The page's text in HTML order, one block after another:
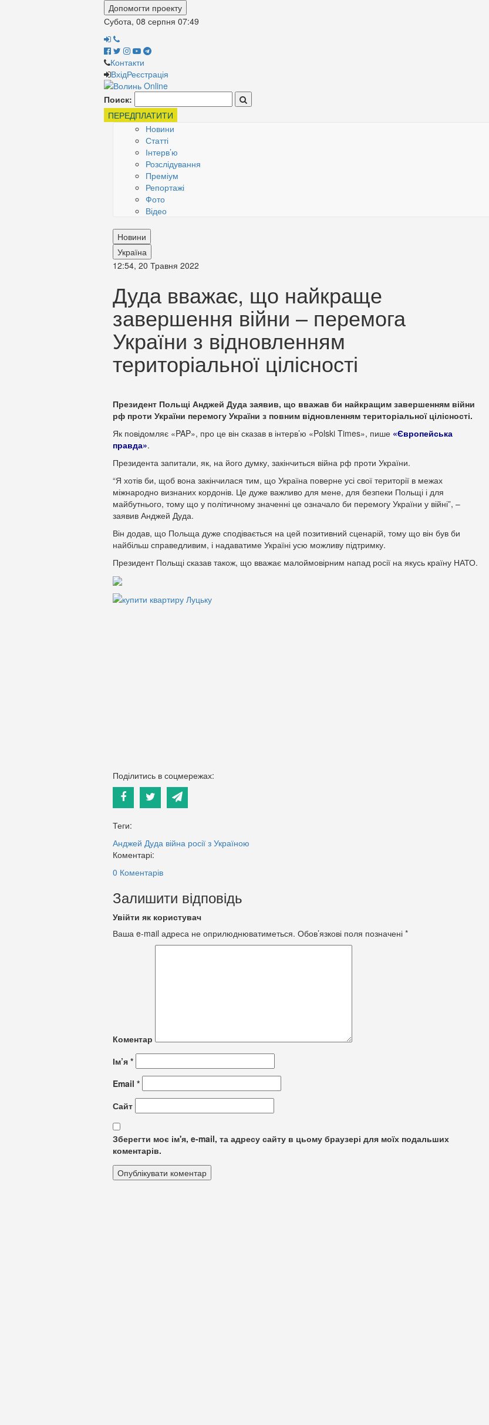
Допомогти проекту
Субота, 08 серпня 07:49
Контакти
ВхідРеєстрація
Поиск:
ПЕРЕДПЛАТИТИ
Новини
Статті
Інтерв’ю
Розслідування
Преміум
Репортажі
Фото
Відео
Новини
Україна
12:54, 20 Травня 2022
Дуда вважає, що найкраще
завершення війни – перемога
України з відновленням
територіальної цілісності
Президент Польщі Анджей Дуда заявив, що вважав би найкращим завершенням війни
рф проти України перемогу України з повним відновленням територіальної цілісності.
Як повідомляє «PAP», про це він сказав в інтерв’ю «Polski Times», пише «Європейська
правда».
Президента запитали, як, на його думку, закінчиться війна рф проти України.
“Я хотів би, щоб вона закінчилася тим, що Україна поверне усі свої території в межах
міжнародно визнаних кордонів. Це дуже важливо для мене, для безпеки Польщі і для
майбутнього, тому що у політичному значенні це означало би перемогу України у війні”, –
заявив Анджей Дуда.
Він додав, що Польща дуже сподівається на цей позитивний сценарій, тому що він був би
найбільш справедливим, і надаватиме Україні усю можливу підтримку.
Президент Польщі сказав також, що вважає малоймовірним напад росії на якусь країну НАТО.
Поділитись в соцмережах:
Теги:
Анджей Дуда війна росії з Україною
Коментарі:
0 Коментарів
Залишити відповідь
Увійти як користувач
Ваша e-mail адреса не оприлюднюватиметься. Обов’язкові поля позначені *
Коментар
Ім’я *
Email *
Сайт
Зберегти моє ім'я, e-mail, та адресу сайту в цьому браузері для моїх подальших
коментарів.